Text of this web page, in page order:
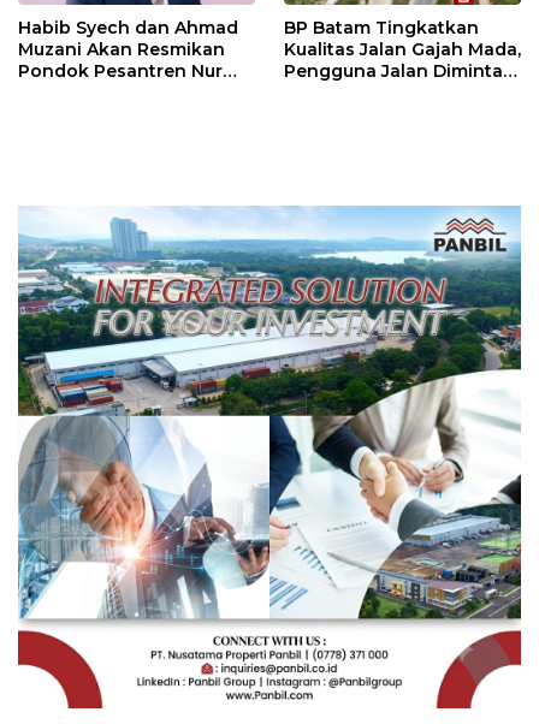
Habib Syech dan Ahmad
Muzani Akan Resmikan
Pondok Pesantren Nur
BP Batam Tingkatkan
Kualitas Jalan Gajah Mada,
Pengguna Jalan Diminta